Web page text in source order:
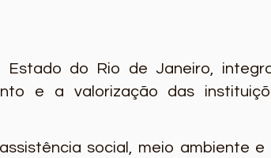
Estado do Rio de Janeiro,
e a valorização das
social, meio ambiente e